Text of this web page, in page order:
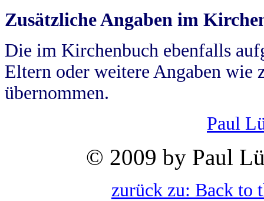
Zusätzliche Angaben im
Die im Kirchenbuch ebenfalls
Eltern oder weitere Angaben wie
übernommen.
Paul
© 2009 by Paul
zurück zu: Back to